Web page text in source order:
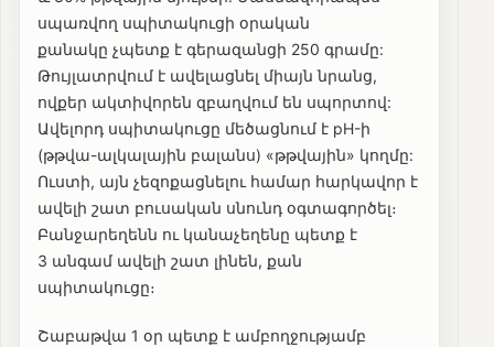
սպառվող սպիտակուցի օրական
քանակը չպետք է գերազանցի 250 գրամը:
Թույլատրվում է ավելացնել միայն նրանց,
ովքեր ակտիվորեն զբաղվում են սպորտով:
Ավելորդ սպիտակուցը մեծացնում է pH-ի
(թթվա-ալկալային բալանս) «թթվային» կողմը:
Ուստի, այն չեզոքացնելու համար հարկավոր է
ավելի շատ բուսական սնունդ օգտագործել։
Բանջարեղենն ու կանաչեղենը պետք է
3 անգամ ավելի շատ լինեն, քան
սպիտակուցը։
Շաբաթվա 1 օր պետք է ամբողջությամբ